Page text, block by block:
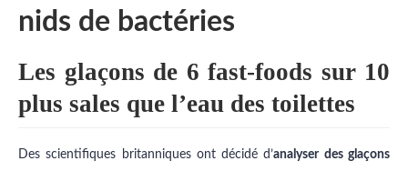
nids de bactéries
Les glaçons de 6 fast-foods sur 10
plus sales que l’eau des toilettes
Des scientifiques britanniques ont décidé d’analyser des glaçons